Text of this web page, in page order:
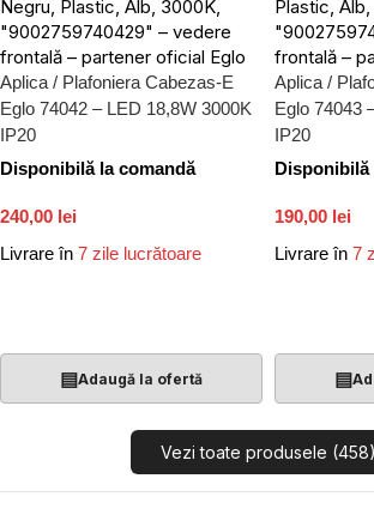
Aplica / Plafoniera Cabezas-E
Eglo 74042 – LED 18,8W 3000K
IP20
Disponibilă la comandă
240,00 lei
Livrare în 7 zile lucrătoare
▤Adaugă la ofertă
Aplica /
Eglo 74043
IP20
Disponibilă
190,00 lei
Livrare în 7
▤
Vezi toate produsele (458)